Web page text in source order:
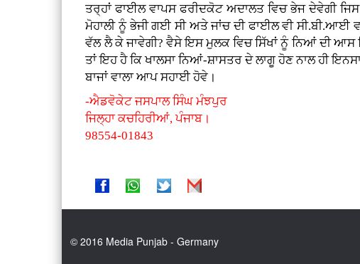
ਤਰ੍ਹਾਂ ਫਾਈਲ ਵਾਪਸ ਫਰੀਦਕੋਟ ਅਦਾਲਤ ਵਿਚ ਭੇਜ ਦੇਵੇਗੀ
ਮੋਹਾਲੀ ਨੂੰ ਭੇਜੀ ਗਈ ਸੀ ਅਤੇ ਜਾਂਚ ਦੀ ਫਾਈਲ ਵੀ ਸੀ.ਬੀ.ਆਈ
ਵੱਲ ਲੈ ਕੇ ਜਾਵੇਗੀ? ਵੈਸੇ ਇਸ ਮੁਲਕ ਵਿਚ ਸਿੱਖਾਂ ਨੂੰ ਨਿਆਂ ਦੀ
ਤਾਂ ਇਹ ਹੈ ਕਿ ਖਾਲਸਾ ਨਿਆਂ-ਸ਼ਾਸਤਰ ਦੇ ਲਾਗੂ ਹੋਣ ਨਾਲ ਹੀ
ਬਾਜਾਂ ਵਾਲਾ ਆਪ ਸਹਾਈ ਹੋਵੇ।
-ਐਡਵੋਕੇਟ ਜਸਪਾਲ ਸਿੰਘ ਮੰਝਪੁਰ
ਜਿਲ੍ਹਾ ਕਚਹਿਰੀਆਂ, ਪੰਜਾਬ।
98554-01843
© 2016 Media Punjab - Germany